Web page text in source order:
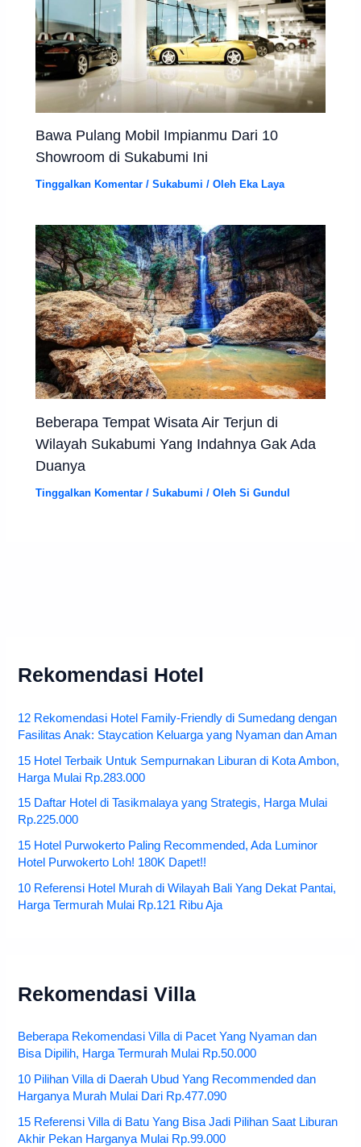
Bawa Pulang Mobil Impianmu Dari 10
Showroom di Sukabumi Ini
Tinggalkan Komentar /Sukabumi / Oleh Eka Laya
Beberapa Tempat Wisata Air Terjun di
Wilayah Sukabumi Yang Indahnya Gak Ada
Duanya
Tinggalkan Komentar /Sukabumi / OlehSi Gundul
Rekomendasi Hotel
12 Rekomendasi Hotel Family-Friendly di Sumedang dengan
Fasilitas Anak: Staycation Keluarga yang Nyaman dan Aman
15 Hotel Terbaik Untuk Sempurnakan Liburan di Kota Ambon,
Harga Mulai Rp.283.000
15 Daftar Hotel di Tasikmalaya yang Strategis, Harga Mulai
Rp.225.000
15 Hotel Purwokerto Paling Recommended, Ada Luminor
Hotel Purwokerto Loh! 180K Dapet!!
10 Referensi Hotel Murah di Wilayah Bali Yang Dekat Pantai,
Harga Termurah Mulai Rp.121 Ribu Aja
Rekomendasi Villa
Beberapa Rekomendasi Villa di Pacet Yang Nyaman dan
Bisa Dipilih, Harga Termurah Mulai Rp.50.000
10 Pilihan Villa di Daerah Ubud Yang Recommended dan
Harganya Murah Mulai Dari Rp.477.090
15 Referensi Villa di Batu Yang Bisa Jadi Pilihan Saat Liburan
Akhir Pekan Harganya Mulai Rp.99.000